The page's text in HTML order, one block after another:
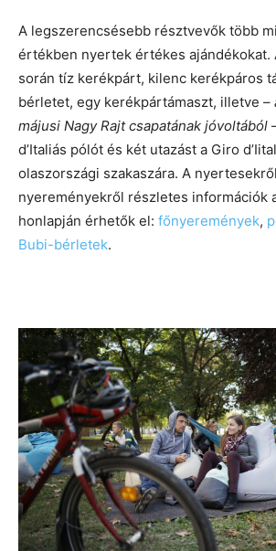
A legszerencsésebb résztvevők több
értékben nyertek értékes ajándékokat.
során tíz kerékpárt, kilenc kerékpáros
bérletet, egy kerékpártámaszt, illetve –
májusi Nagy Rajt csapatának jóvoltából
d’Italiás pólót és két utazást a Giro
olaszországi szakaszára. A
nyereményekről részletes információk
honlapján érhetők el: főnyeremények,
Bubi-bérletek.